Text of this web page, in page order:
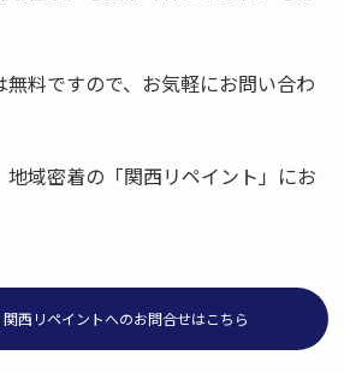
料ですので、お気軽にお問い合わ
域密着の「関西リペイント」にお
西リペイントへのお問合せはこちら